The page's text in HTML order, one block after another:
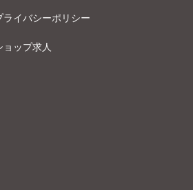
ライバシーポリシー
ョップ求人